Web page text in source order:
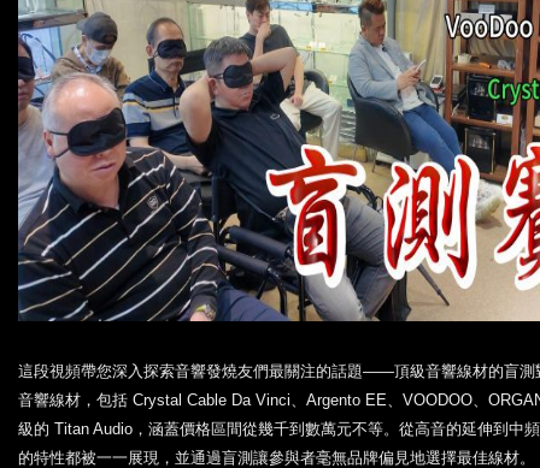
這段視頻帶您深入探索音響發燒友們最關注的話題——頂級音響線材的盲測
音響線材，包括 Crystal Cable Da Vinci、Argento EE、VOODOO、
級的 Titan Audio，涵蓋價格區間從幾千到數萬元不等。從高音的延伸到中
的特性都被一一展現，並通過盲測讓參與者毫無品牌偏見地選擇最佳線材。